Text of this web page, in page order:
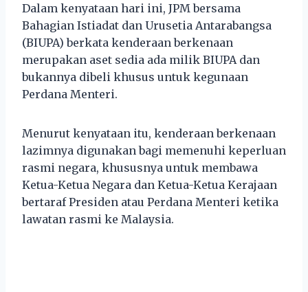
Dalam kenyataan hari ini, JPM bersama
Bahagian Istiadat dan Urusetia Antarabangsa
(BIUPA) berkata kenderaan berkenaan
merupakan aset sedia ada milik BIUPA dan
bukannya dibeli khusus untuk kegunaan
Perdana Menteri.
Menurut kenyataan itu, kenderaan berkenaan
lazimnya digunakan bagi memenuhi keperluan
rasmi negara, khususnya untuk membawa
Ketua-Ketua Negara dan Ketua-Ketua Kerajaan
bertaraf Presiden atau Perdana Menteri ketika
lawatan rasmi ke Malaysia.